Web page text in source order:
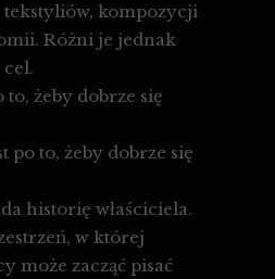
tekstyliów, kompozycji
Różni je jednak
to, żeby dobrze się
po to, żeby dobrze się
historię właściciela.
w której
może zacząć pisać